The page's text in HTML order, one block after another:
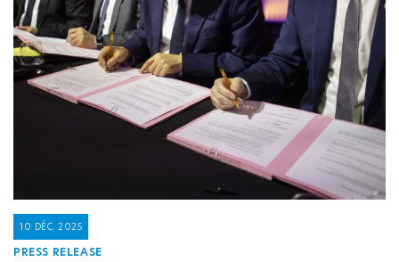
PRESS RELEASE
10 DÉC. 2025